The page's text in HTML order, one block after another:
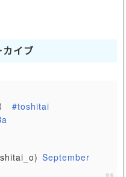
イブ
#toshitai
September